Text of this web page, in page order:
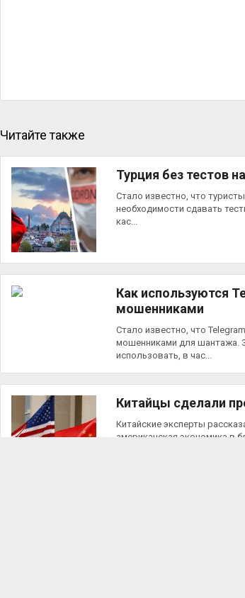
Читайте также
Турция без тестов
Стало известно, что
необходимости сдавать
кас...
Как используются
мошенниками
Стало известно, что
мошенниками для шантажа.
использовать, в час...
Китайцы сделали
Китайские эксперты
американская экономика в